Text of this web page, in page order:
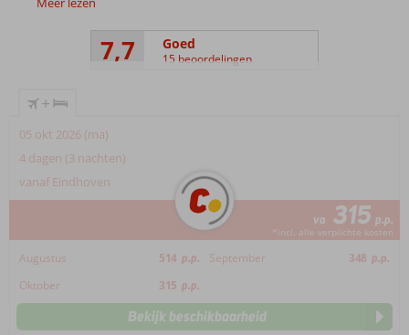
7,7 Goed
15 beoordelingen
+
05 okt 2026 (ma)
4 dagen (3 nachten)
vanaf Eindhoven
va 315 p.p.
*incl. alle verplichte kosten
Augustus 514 p.p. September 348 p.p.
Oktober
315 p.p.
Bekijk beschikbaarheid